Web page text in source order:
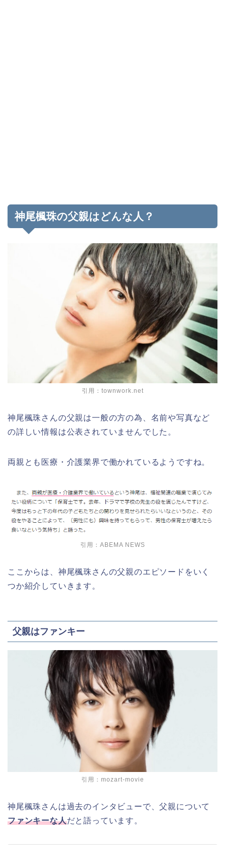
神尾楓珠の父親はどんな人？
引用：townwork.net
神尾楓珠さんの父親は一般の方の為、名前や写真など
の詳しい情報は公表されていませんでした。
両親とも医療・介護業界で働かれているようですね。
引用：ABEMA NEWS
ここからは、神尾楓珠さんの父親のエピソードをいく
つか紹介していきます。
父親はファンキー
引用：mozart-movie
神尾楓珠さんは過去のインタビューで、父親について
ファンキーな人だと語っています。